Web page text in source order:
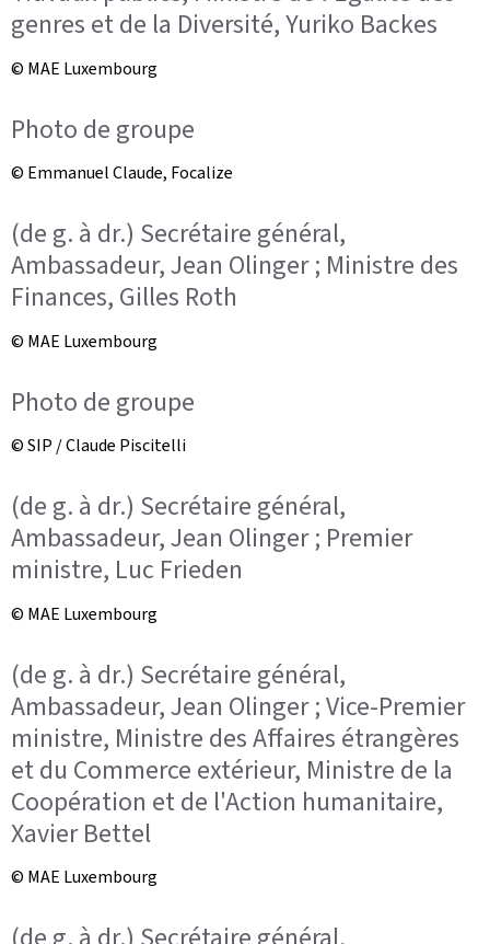
genres et de la Diversité, Yuriko Backes
© MAE Luxembourg
Photo de groupe
© Emmanuel Claude, Focalize
(de g. à dr.) Secrétaire général,
Ambassadeur, Jean Olinger ; Ministre des
Finances, Gilles Roth
© MAE Luxembourg
Photo de groupe
© SIP / Claude Piscitelli
(de g. à dr.) Secrétaire général,
Ambassadeur, Jean Olinger ; Premier
ministre, Luc Frieden
© MAE Luxembourg
(de g. à dr.) Secrétaire général,
Ambassadeur, Jean Olinger ; Vice-Premier
ministre, Ministre des Affaires étrangères
et du Commerce extérieur, Ministre de la
Coopération et de l'Action humanitaire,
Xavier Bettel
© MAE Luxembourg